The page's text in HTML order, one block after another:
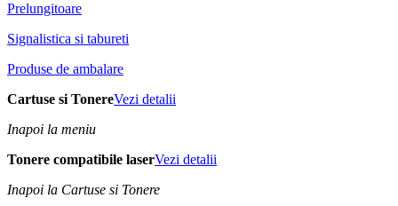
Prelungitoare
Signalistica si tabureti
Produse de ambalare
Cartuse si TonereVezi detalii
Inapoi la meniu
Tonere compatibile laserVezi detalii
Inapoi la Cartuse si Tonere